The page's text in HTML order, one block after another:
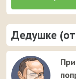
Дедушке